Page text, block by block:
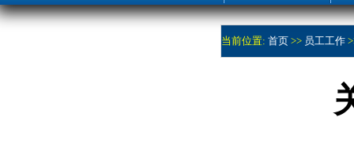
当前位置: 首页 >> 员工工作